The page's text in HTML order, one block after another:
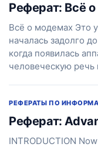
Реферат: Всё
Всё о модемах Это
началась задолго
когда появилась
человеческую
РЕФЕРАТЫ ПО
Реферат:
INTRODUCTION